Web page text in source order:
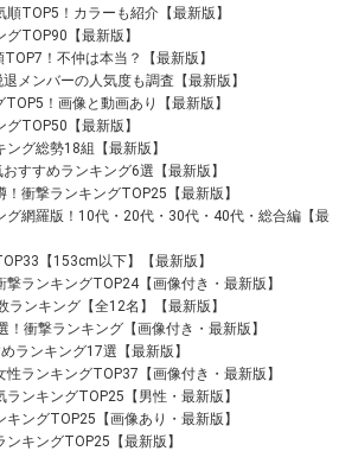
TOP5！カラーも紹介【最新版】
TOP90【最新版】
！不仲は本当？【最新版】
メンバーの人気度も調査【最新版】
！画像と動画あり【最新版】
TOP50【最新版】
グ総勢18組【最新版】
すすめランキング6選【最新版】
衝撃ランキングTOP25【最新版】
グ網羅版！10代・20代・30代・40代・総合編【最
【153cm以下】【最新版】
ランキングTOP24【画像付き・最新版】
ンキング【全12名】【最新版】
衝撃ランキング【画像付き・最新版】
ランキング17選【最新版】
ランキングTOP37【画像付き・最新版】
ランキングTOP25【男性・最新版】
ングTOP25【画像あり・最新版】
キングTOP25【最新版】